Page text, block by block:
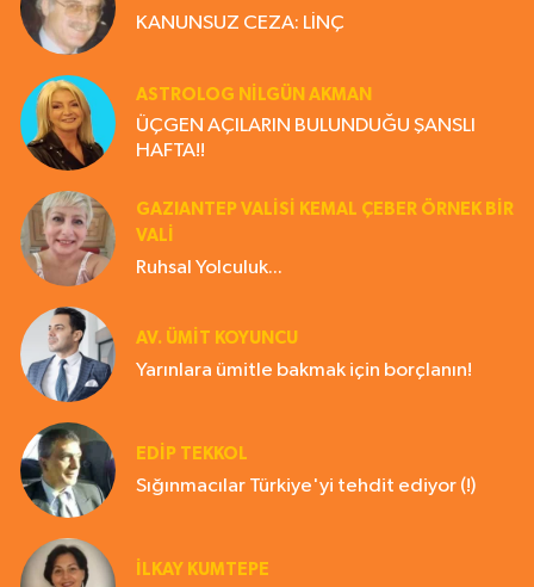
KANUNSUZ CEZA: LİNÇ
ASTROLOG NILGÜN AKMAN
ÜÇGEN AÇILARIN BULUNDUĞU ŞANSLI
HAFTA!!
GAZIANTEP VALISI KEMAL ÇEBER ÖRNEK BİR
VALİ
Ruhsal Yolculuk...
AV. ÜMIT KOYUNCU
Yarınlara ümitle bakmak için borçlanın!
EDIP TEKKOL
Sığınmacılar Türkiye'yi tehdit ediyor (!)
İLKAY KUMTEPE